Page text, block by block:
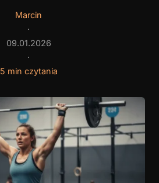
Marcin
·
09.01.2026
·
5 min czytania